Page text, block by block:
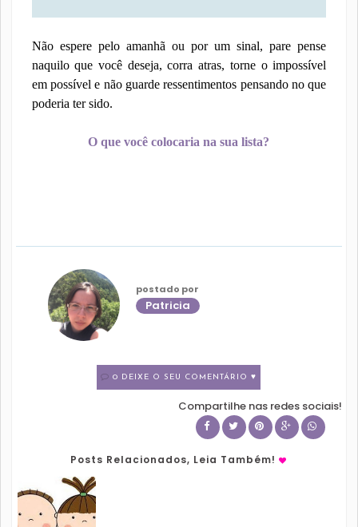
Não espere pelo amanhã ou por um sinal, pare pense
naquilo que você deseja, corra atras, torne o impossível
em possível e não guarde ressentimentos pensando no que
poderia ter sido.
O que você colocaria na sua lista?
postado por
Patricia
0 DEIXE O SEU COMENTÁRIO ♥
Compartilhe nas redes sociais!
Posts Relacionados, Leia Também!